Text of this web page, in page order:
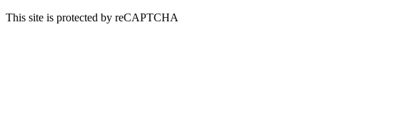
This site is protected by reCAPTCHA